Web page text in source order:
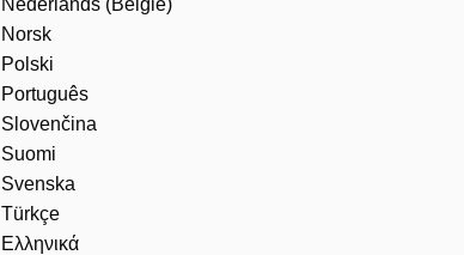
Nederlands (België)
Norsk
Polski
Português
Slovenčina
Suomi
Svenska
Türkçe
Ελληνικά